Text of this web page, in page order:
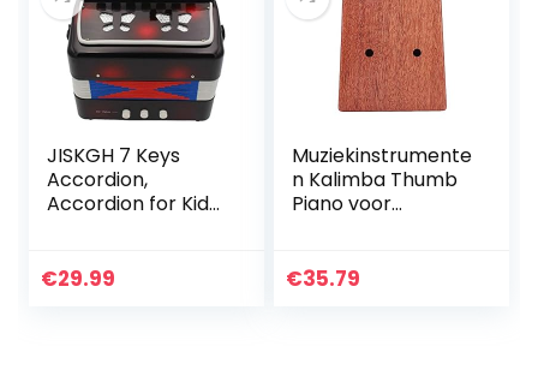
JISKGH 7 Keys
Accordion,
Accordion for Kids,
Instrument for
€29.99
Muziekinstrumente
n Kalimba Thumb
Piano voor
opname, familie,
€35.79